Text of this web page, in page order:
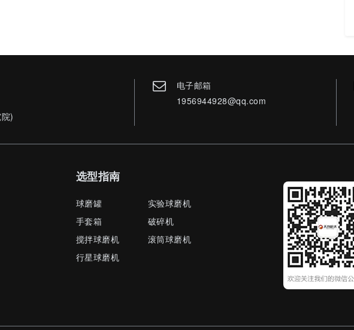
)
电子邮箱
1956944928@qq.com
选型指南
球磨罐
实验球磨机
手套箱
破碎机
搅拌球磨机
滚筒球磨机
行星球磨机